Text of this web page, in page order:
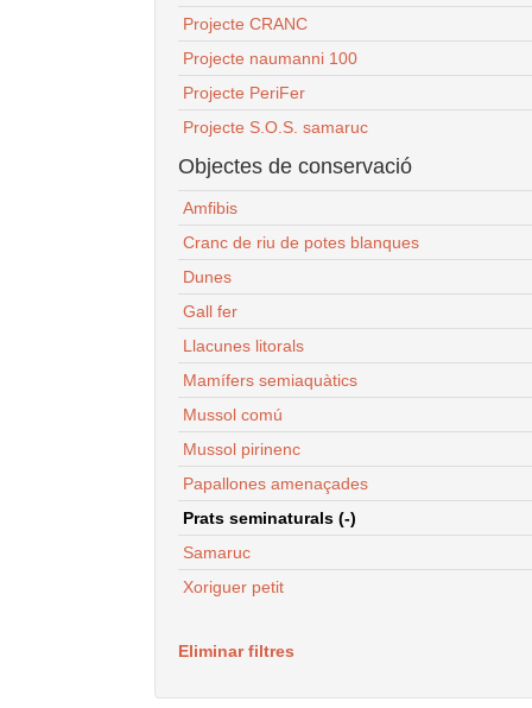
Projecte CRANC
Projecte naumanni 100
Projecte PeriFer
Projecte S.O.S. samaruc
Objectes de conservació
Amfibis
Cranc de riu de potes blanques
Dunes
Gall fer
Llacunes litorals
Mamífers semiaquàtics
Mussol comú
Mussol pirinenc
Papallones amenaçades
Prats seminaturals (-)
Samaruc
Xoriguer petit
Eliminar filtres